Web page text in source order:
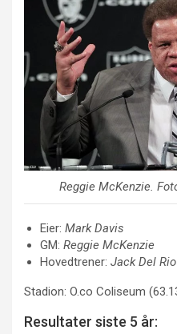
Reggie McKenzie.
Eier: Mark Davis
GM: Reggie McKenzie
Hovedtrener: Jack Del Rio
Stadion: O.co Coliseum
Resultater siste 5 år: